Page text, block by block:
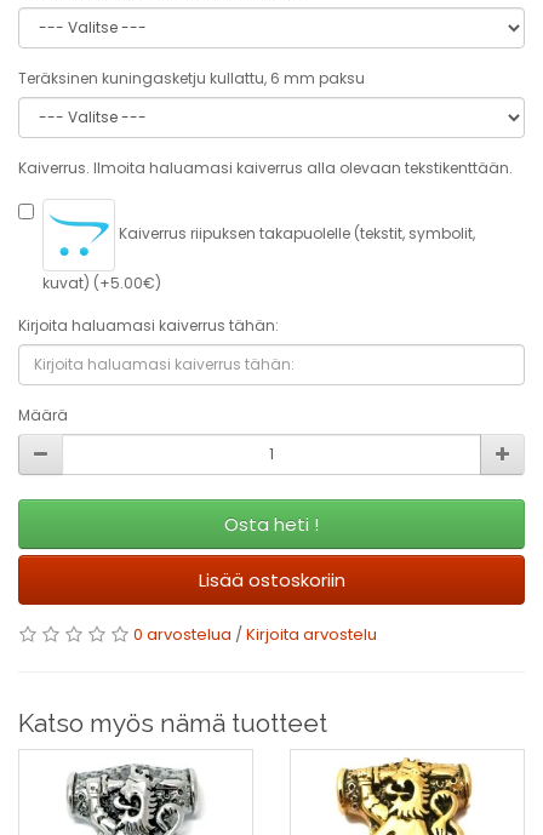
Teräksinen kuningasketju kullattu, 6 mm paksu
Kaiverrus. Ilmoita haluamasi kaiverrus alla olevaan tekstikenttään.
Kaiverrus riipuksen takapuolelle (tekstit, symbolit,
kuvat) (+5.00€)
Kirjoita haluamasi kaiverrus tähän:
Määrä
Osta heti !
Lisää ostoskoriin
0 arvostelua /Kirjoita arvostelu
Katso myös nämä tuotteet